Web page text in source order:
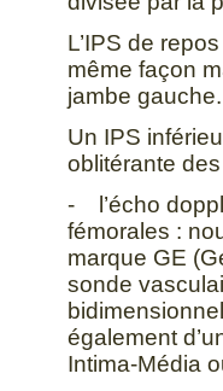
L’IPS de
même façon
jambe gauche.
Un IPS
oblitérante
- l’écho
fémorales :
marque GE
sonde
également
Intima-Média